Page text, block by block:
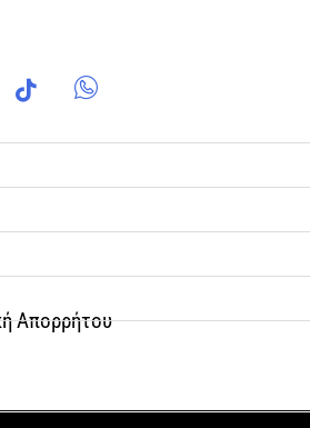
Απορρήτου